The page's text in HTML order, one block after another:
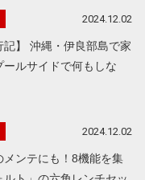
2024.12.02
記】 沖縄・伊良部島で家
ルサイドで何もしな
2024.12.02
メンテにも！8機能を集